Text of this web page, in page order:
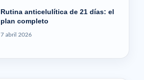
Rutina anticelulítica de 21 días: el
plan completo
7 abril 2026